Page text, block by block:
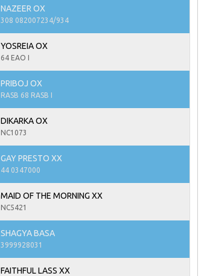
NAZEER OX
308 082007234/934
YOSREIA OX
64 EAO I
PRIBOJ OX
RASB 68 RASB I
DIKARKA OX
NC1073
GAY PRESTO XX
44 0347000
MAID OF THE MORNING XX
NC5421
SHAGYA BASA
3999928031
FAITHFUL LASS XX